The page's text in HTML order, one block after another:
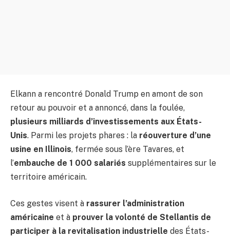
Elkann a rencontré Donald Trump en amont de son
retour au pouvoir et a annoncé, dans la foulée,
plusieurs milliards d’investissements aux États-
Unis. Parmi les projets phares : la réouverture d’une
usine en Illinois, fermée sous l’ère Tavares, et
l’embauche de 1 000 salariés supplémentaires sur le
territoire américain.
Ces gestes visent à rassurer l’administration
américaine et à prouver la volonté de Stellantis de
participer à la revitalisation industrielle des États-